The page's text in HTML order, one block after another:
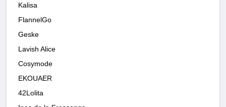
Kalisa
FlannelGo
Geske
Lavish Alice
Cosymode
EKOUAER
42Lolita